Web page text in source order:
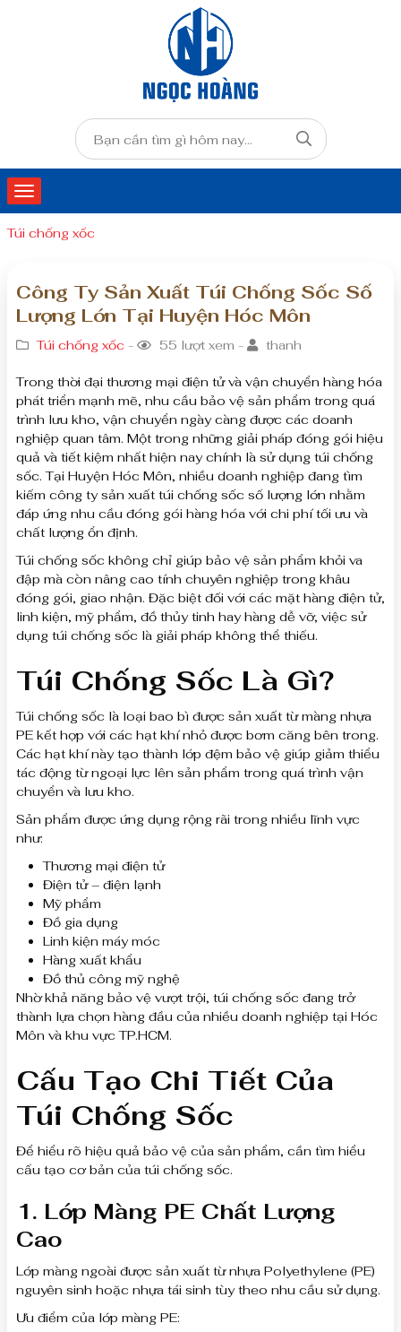
Túi chống xốc
Công Ty Sản Xuất Túi Chống Sốc Số
Lượng Lớn Tại Huyện Hóc Môn
Túi chống xốc - 55 lượt xem - thanh
Trong thời đại thương mại điện tử và vận chuyển hàng hóa
phát triển mạnh mẽ, nhu cầu bảo vệ sản phẩm trong quá
trình lưu kho, vận chuyển ngày càng được các doanh
nghiệp quan tâm. Một trong những giải pháp đóng gói hiệu
quả và tiết kiệm nhất hiện nay chính là sử dụng túi chống
sốc. Tại Huyện Hóc Môn, nhiều doanh nghiệp đang tìm
kiếm công ty sản xuất túi chống sốc số lượng lớn nhằm
đáp ứng nhu cầu đóng gói hàng hóa với chi phí tối ưu và
chất lượng ổn định.
Túi chống sốc không chỉ giúp bảo vệ sản phẩm khỏi va
đập mà còn nâng cao tính chuyên nghiệp trong khâu
đóng gói, giao nhận. Đặc biệt đối với các mặt hàng điện tử,
linh kiện, mỹ phẩm, đồ thủy tinh hay hàng dễ vỡ, việc sử
dụng túi chống sốc là giải pháp không thể thiếu.
Túi Chống Sốc Là Gì?
Túi chống sốc là loại bao bì được sản xuất từ màng nhựa
PE kết hợp với các hạt khí nhỏ được bơm căng bên trong.
Các hạt khí này tạo thành lớp đệm bảo vệ giúp giảm thiểu
tác động từ ngoại lực lên sản phẩm trong quá trình vận
chuyển và lưu kho.
Sản phẩm được ứng dụng rộng rãi trong nhiều lĩnh vực
như:
Thương mại điện tử
Điện tử – điện lạnh
Mỹ phẩm
Đồ gia dụng
Linh kiện máy móc
Hàng xuất khẩu
Đồ thủ công mỹ nghệ
Nhờ khả năng bảo vệ vượt trội, túi chống sốc đang trở
thành lựa chọn hàng đầu của nhiều doanh nghiệp tại Hóc
Môn và khu vực TP.HCM.
Cấu Tạo Chi Tiết Của
Túi Chống Sốc
Để hiểu rõ hiệu quả bảo vệ của sản phẩm, cần tìm hiểu
cấu tạo cơ bản của túi chống sốc.
1. Lớp Màng PE Chất Lượng
Cao
Lớp màng ngoài được sản xuất từ nhựa Polyethylene (PE)
nguyên sinh hoặc nhựa tái sinh tùy theo nhu cầu sử dụng.
Ưu điểm của lớp màng PE: